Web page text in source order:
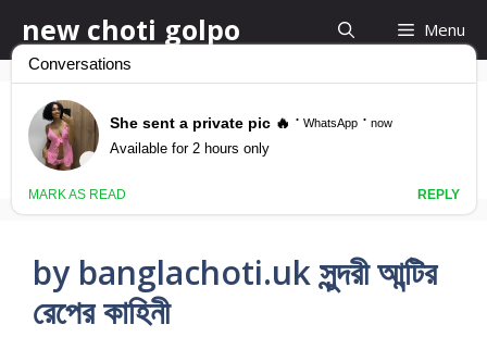
to
content
new choti golpo Menu
রেপ করার গল্প
by banglachoti.uk সুন্দরী আন্টির
রেপের কাহিনী